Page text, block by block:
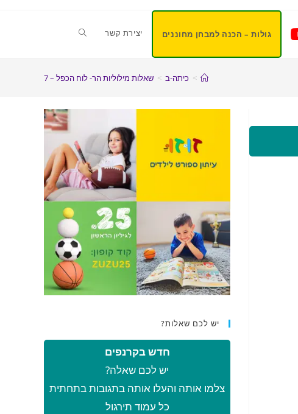
גולות – הכנה למבחן מחוננים יצירת קשר
> כיתה-ב > שאלות מילוליות הר- לוח הכפל – 7
יש לכם שאלות?
חדש בקרנפים
יש לכם שאלה?
צלמו אותה והעלו אותה בתגובות בתחתית
כל עמוד תירגול